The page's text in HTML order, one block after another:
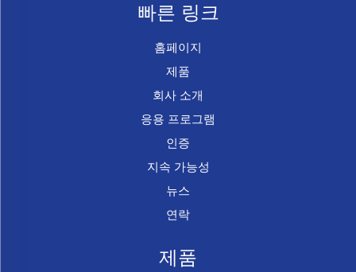
빠른 링크
홈페이지
제품
회사 소개
응용 프로그램
인증
지속 가능성
뉴스
연락
제품